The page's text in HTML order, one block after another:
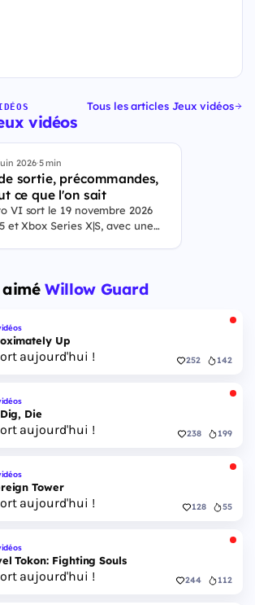
vidéos
Tous les articles Jeux vidéos
2026·5 min
sortie, précommandes,
ce que l'on sait
VI sort le 19 novembre 2026
et Xbox Series X|S, avec une
Vice City. Il met en scène
fois un duo de protagonistes
jouable d'un GTA principal.
aiméWillow Guard
Up
aujourd'hui ! 252 142
Die
aujourd'hui ! 238 199
Tower
aujourd'hui ! 128 55
Tokon: Fighting Souls
aujourd'hui ! 244 112